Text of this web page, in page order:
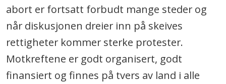
abort er fortsatt forbudt mange steder og
når diskusjonen dreier inn på skeives
rettigheter kommer sterke protester.
Motkreftene er godt organisert, godt
finansiert og finnes på tvers av land i alle